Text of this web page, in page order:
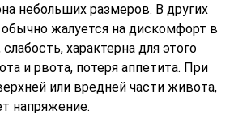
небольших размеров. В других
обычно жалуется на дискомфорт в
характерна для этого
и рвота, потеря аппетита. При
или вредней части живота,
напряжение.